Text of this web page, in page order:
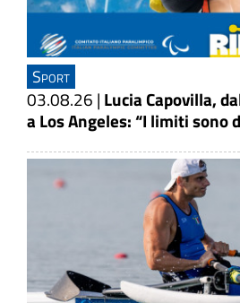
Sport
03.08.26 | Lucia Capovilla,
a Los Angeles: “I limiti sono